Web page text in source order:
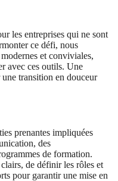
les entreprises qui ne sont
ce défi, nous
et conviviales,
avec ces outils. Une
transition en douceur
prenantes impliquées
des
de formation.
de définir les rôles et
pour garantir une mise en